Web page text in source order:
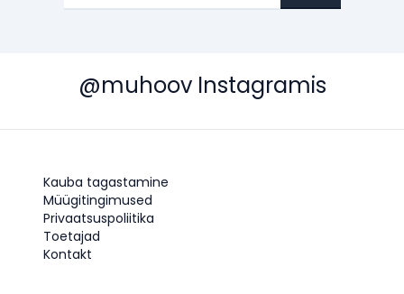
@muhoov Instagramis
Kauba tagastamine
Müügitingimused
Privaatsuspoliitika
Toetajad
Kontakt